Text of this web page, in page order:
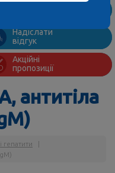
Адреси
Надіслати
відгук
Акційні
пропозиції
антитіла
гепатити